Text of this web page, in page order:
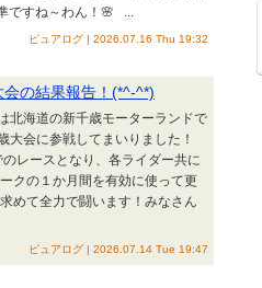
ですね～わん！🌸 ...
ピュアログ | 2026.07.16 Thu 19:32
の結果報告！(*^-^*)
北海道の新千歳モーターランドで
大会に参戦してまいりました！
レースとなり、各ライダー共に
クの１か月間を有効に使って更
めて全力で闘います！みなさん
ピュアログ | 2026.07.14 Tue 19:47